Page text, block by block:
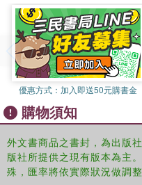
優惠方式： 加入即送50元購書金
購物須知
外文書商品之書封，為出版
版社所提供之現有版本為主
殊，匯率將依實際狀況做調整